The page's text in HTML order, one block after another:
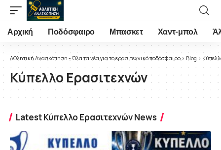
Αρχική Ποδόσφαιρο Μπασκετ Χαντ-μπολ
Αθλητική Ανασκόπηση - Όλα τα νέα για το ερασιτεχνικό ποδόσφαιρο> Blog >
Κύπελλο Ερασιτεχνών
Latest Κύπελλο Ερασιτεχνών News